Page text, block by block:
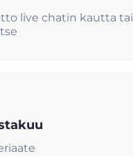
live chatin kautta tai